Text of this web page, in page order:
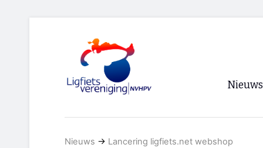
Nieuws
Nieuws → Lancering ligfiets.net webshop